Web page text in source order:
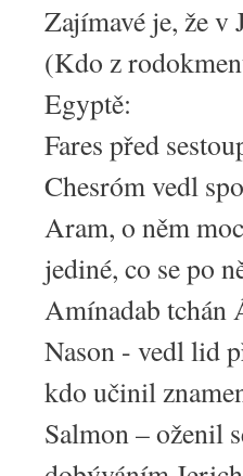
Zajímavé je, že
(Kdo z
Egyptě:
Fares před
Chesróm vedl
Aram, o něm
jediné, co se po
Amínadab tchán
Nason - vedl lid
kdo učinil
Salmon – oženil